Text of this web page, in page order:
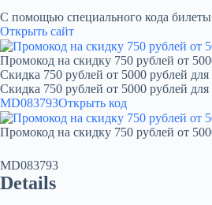
С помощью специального кода
Открыть сайт
Промокод на скидку 750 рублей от
Скидка 750 рублей от 5000 рублей
Скидка 750 рублей от 5000 рублей
MD083793Открыть код
Промокод на скидку 750 рублей от
MD083793
Details